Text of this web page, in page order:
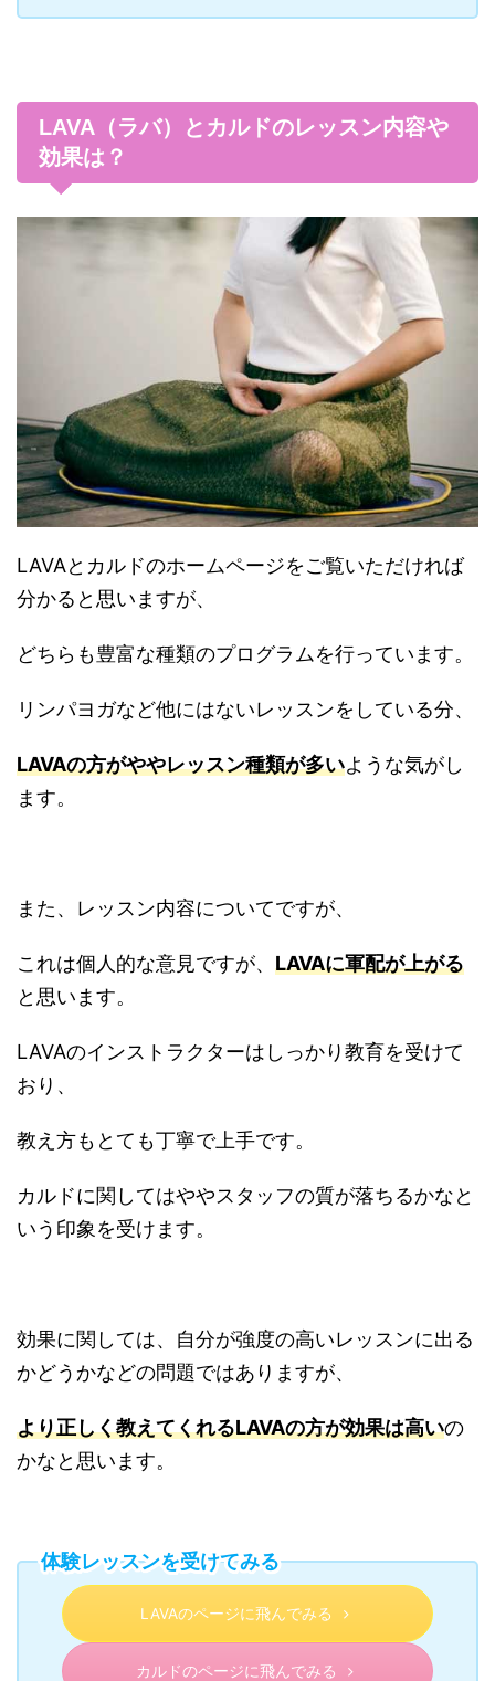
LAVA（ラバ）とカルドのレッスン内容や
効果は？
LAVAとカルドのホームページをご覧いただければ
分かると思いますが、
どちらも豊富な種類のプログラムを行っています。
リンパヨガなど他にはないレッスンをしている分、
LAVAの方がややレッスン種類が多いような気がし
ます。
また、レッスン内容についてですが、
これは個人的な意見ですが、 LAVAに軍配が上がる
と思います。
LAVAのインストラクターはしっかり教育を受けて
おり、
教え方もとても丁寧で上手です。
カルドに関してはややスタッフの質が落ちるかなと
いう印象を受けます。
効果に関しては、自分が強度の高いレッスンに出る
かどうかなどの問題ではありますが、
より正しく教えてくれるLAVAの方が効果は高いの
かなと思います。
体験レッスンを受けてみる
LAVAのページに飛んでみる
カルドのページに飛んでみる